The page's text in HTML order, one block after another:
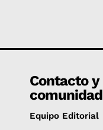
Contacto y
comunidad
Equipo Editorial